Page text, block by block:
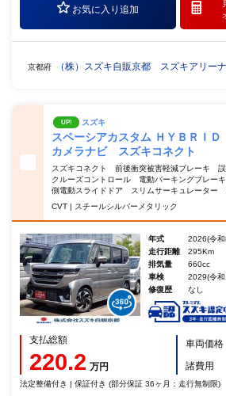
お気に入り追加
京都府 （株）スズキ自販京都 スズキアリーナ
UP! スズキ
スペーシアカスタム ＨＹＢＲＩ
カメラナビ スズキコネクト
スズキコネクト 前後衝突被害軽減ブレーキ
クルーズコントロール 電動パーキングブレー
側電動スライドドア スリムサーキュレーター
CVT | スチールシルバーメタリック
年式
2026(令
走行距離
295Km
排気量
660cc
車検
2029(令
修復歴
なし
支払総額
220.2 万円
車両価格
諸費用
法定整備付き | 保証付き (部分保証 36ヶ月：走行無制限)